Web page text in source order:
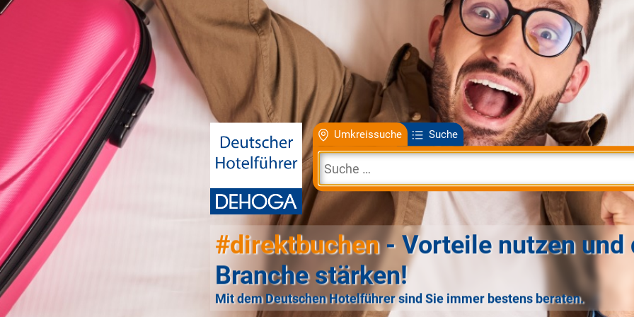
Umkreissuche Suche
#direktbuchen- Vorteile nutzen und
Branche stärken!
Mit dem Deutschen Hotelführer sind Sie immer bestens beraten.